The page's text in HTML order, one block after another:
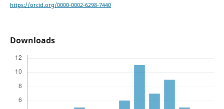
https://orcid.org/0000-0002-6298-7440
Downloads